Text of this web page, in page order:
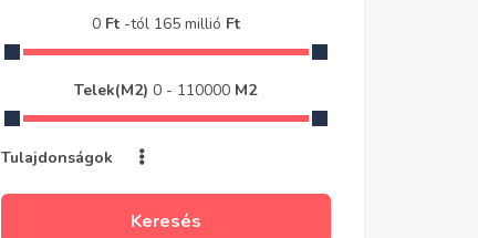
0 Ft -tól 165 millió Ft
Telek(m2)0 - 110000 M2
Tulajdonságok
Keresés